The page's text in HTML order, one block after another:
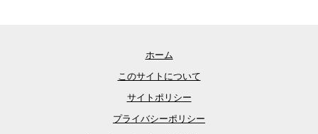
ホーム
このサイトについて
サイトポリシー
プライバシーポリシー